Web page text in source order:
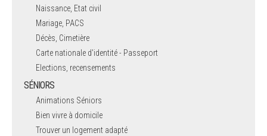
Naissance, Etat civil
Mariage, PACS
Décès, Cimetière
Carte nationale d'identité - Passeport
Elections, recensements
SÉNIORS
Animations Séniors
Bien vivre à domicile
Trouver un logement adapté